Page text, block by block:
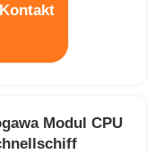
Kontakt
Modul CPU